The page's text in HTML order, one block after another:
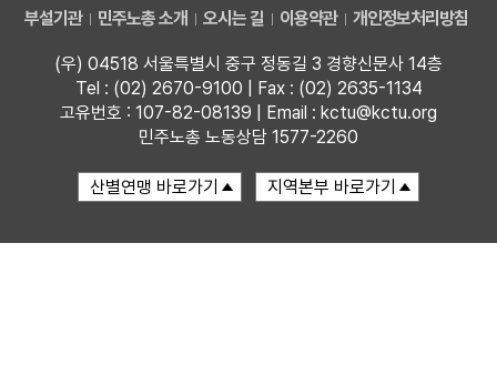
부설기관 민주노총 소개 오시는 길 이용약관 개인정보처리방침
(우) 04518 서울특별시 중구 정동길 3 경향신문사 14층
Tel : (02) 2670-9100 | Fax : (02) 2635-1134
고유번호 : 107-82-08139 | Email : kctu@kctu.org
민주노총 노동상담 1577-2260